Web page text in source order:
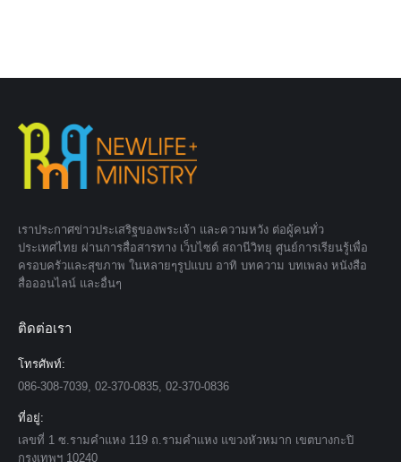
เราประกาศข่าวประเสริฐของพระเจ้า และความหวัง ต่อผู้คนทั่ว
ประเทศไทย ผ่านการสื่อสารทาง เว็บไซต์ สถานีวิทยุ ศูนย์การเรียนรู้เพื่อ
ครอบครัวและสุขภาพ ในหลายๆรูปแบบ อาทิ บทความ บทเพลง หนังสือ
สื่อออนไลน์ และอื่นๆ
ติดต่อเรา
โทรศัพท์:
086-308-7039, 02-370-0835, 02-370-0836
ที่อยู่:
เลขที่ 1 ซ.รามคำแหง 119 ถ.รามคำแหง แขวงหัวหมาก เขตบางกะปิ
กรุงเทพฯ 10240